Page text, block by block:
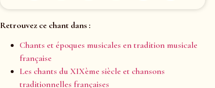
Retrouvez ce chant dans :
Chants et époques musicales en tradition musicale
française
Les chants du XIXème siècle et chansons
traditionnelles françaises